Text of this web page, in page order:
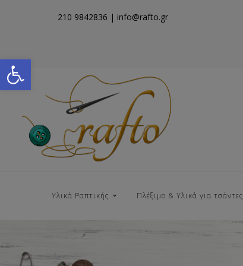
Open toolbar
210 9842836 | info@rafto.gr
Υλικά Ραπτικής Πλέξιμο & Υλικά για τσάντες